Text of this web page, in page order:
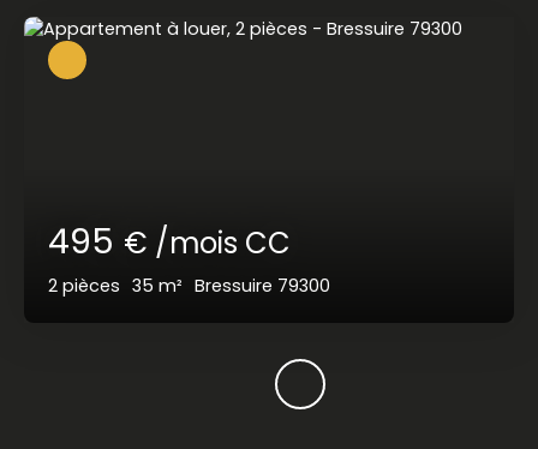
495 € /mois CC
2 pièces 35 m² Bressuire 79300